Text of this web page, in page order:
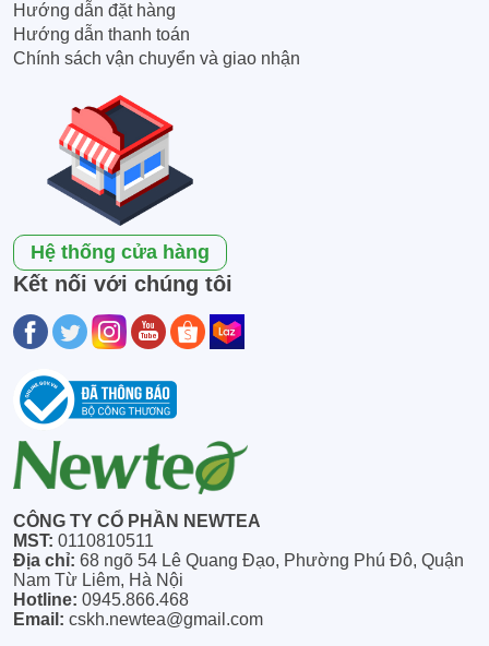
Hướng dẫn đặt hàng
Hướng dẫn thanh toán
Chính sách vận chuyển và giao nhận
Hệ thống cửa hàng
Kết nối với chúng tôi
CÔNG TY CỔ PHẦN NEWTEA
MST: 0110810511
Địa chỉ: 68 ngõ 54 Lê Quang Đạo, Phường Phú Đô, Quận
Nam Từ Liêm, Hà Nội
Hotline: 0945.866.468
Email: cskh.newtea@gmail.com